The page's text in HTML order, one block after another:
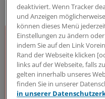
DAS KÖNNTE SIE
deaktiviert. Wenn Tracker
und Anzeigen
können dieses Menü
Einstellungen zu ändern
indem Sie auf den Link
Rand der Webseite klicken
links auf der Webseite, falls
gelten innerhalb unseres
finden Sie in unserer
in unserer